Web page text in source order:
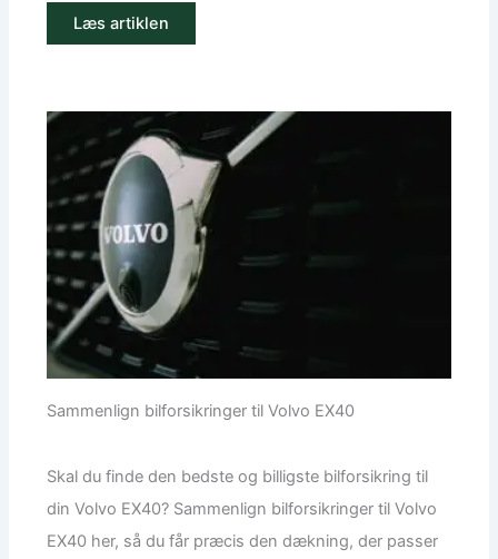
Læs artiklen
Sammenlign bilforsikringer til Volvo EX40
Skal du finde den bedste og billigste bilforsikring til
din Volvo EX40? Sammenlign bilforsikringer til Volvo
EX40 her, så du får præcis den dækning, der passer